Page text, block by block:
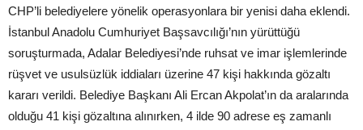
CHP’li belediyelere yönelik operasyonlara bir yenisi daha eklendi.
İstanbul Anadolu Cumhuriyet Başsavcılığı’nın yürüttüğü
soruşturmada, Adalar Belediyesi’nde ruhsat ve imar işlemlerinde
rüşvet ve usulsüzlük iddiaları üzerine 47 kişi hakkında gözaltı
kararı verildi. Belediye Başkanı Ali Ercan Akpolat’ın da aralarında
olduğu 41 kişi gözaltına alınırken, 4 ilde 90 adrese eş zamanlı